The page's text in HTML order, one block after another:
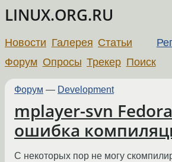
LINUX.ORG.RU
Новости Галерея Статьи
Форум Опросы Трекер Поиск
Форум — Development
mplayer-svn
ошибка
С некоторых пор не могу